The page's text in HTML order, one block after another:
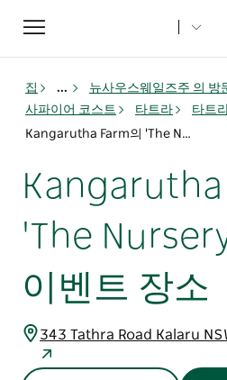
Toggle
navigation
집 ... 뉴사우스웨일즈주 의 방
사파이어 코스트
타트라
타트
Kangarutha Farm의 'The Nursery' 행사 및 이벤트 장소
Kangarutha
'The
이벤트 장소
343 Tathra Road Kalaru